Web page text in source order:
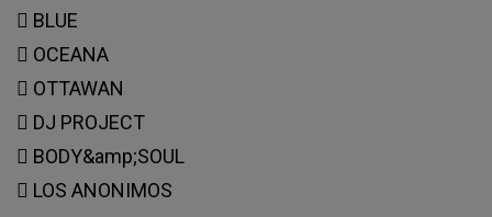
 BLUE
 OCEANA
 OTTAWAN
 DJ PROJECT
 BODY&amp;SOUL
 LOS ANONIMOS